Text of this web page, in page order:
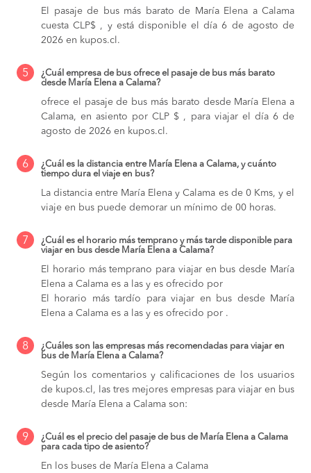
El pasaje de bus más barato de María Elena a Calama
cuesta CLP$ , y está disponible el día 6 de agosto de
2026 en kupos.cl.
5
¿Cuál empresa de bus ofrece el pasaje de bus más barato
desde María Elena a Calama?
ofrece el pasaje de bus más barato desde María Elena a
Calama, en asiento por CLP $ , para viajar el día 6 de
agosto de 2026 en kupos.cl.
6
¿Cuál es la distancia entre María Elena a Calama, y cuánto
tiempo dura el viaje en bus?
La distancia entre María Elena y Calama es de 0 Kms, y el
viaje en bus puede demorar un mínimo de 00 horas.
7
¿Cuál es el horario más temprano y más tarde disponible para
viajar en bus desde María Elena a Calama?
El horario más temprano para viajar en bus desde María
Elena a Calama es a las y es ofrecido por
El horario más tardío para viajar en bus desde María
Elena a Calama es a las y es ofrecido por .
8
¿Cuáles son las empresas más recomendadas para viajar en
bus de María Elena a Calama?
Según los comentarios y calificaciones de los usuarios
de kupos.cl, las tres mejores empresas para viajar en bus
desde María Elena a Calama son:
9
¿Cuál es el precio del pasaje de bus de María Elena a Calama
para cada tipo de asiento?
En los buses de María Elena a Calama